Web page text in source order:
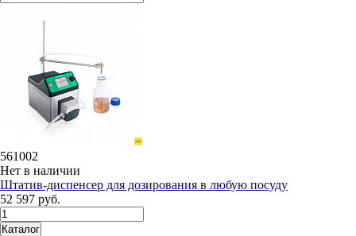
561002
Нет в наличии
Штатив-диспенсер для дозирования в любую посуду
52 597 руб.
Каталог